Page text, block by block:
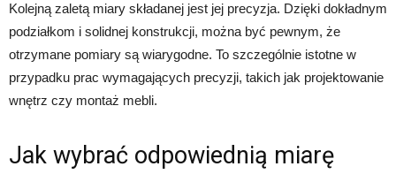
Kolejną zaletą miary składanej jest jej precyzja. Dzięki dokładnym
podziałkom i solidnej konstrukcji, można być pewnym, że
otrzymane pomiary są wiarygodne. To szczególnie istotne w
przypadku prac wymagających precyzji, takich jak projektowanie
wnętrz czy montaż mebli.
Jak wybrać odpowiednią miarę